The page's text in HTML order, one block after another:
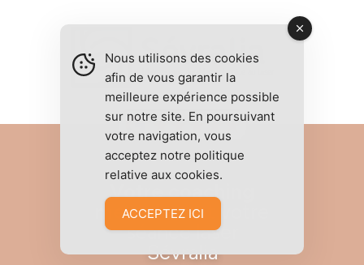
Votre coaching
mentalavant votre
séance laser
Sévralia
Nous utilisons des cookies
afin de vous garantir la
meilleure expérience possible
sur notre site. En poursuivant
votre navigation, vous
acceptez notre politique
relative aux cookies.
ACCEPTEZ ICI